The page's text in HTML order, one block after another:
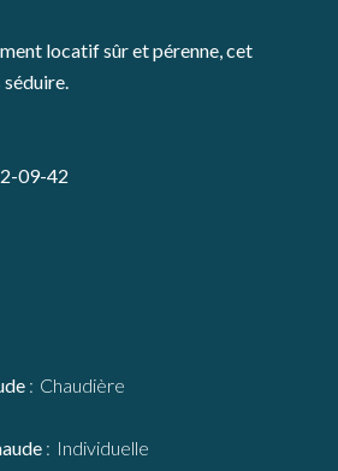
locatif sûr et pérenne, cet
09-42
Chaudière
Individuelle